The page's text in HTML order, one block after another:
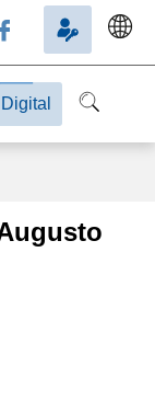
Digital